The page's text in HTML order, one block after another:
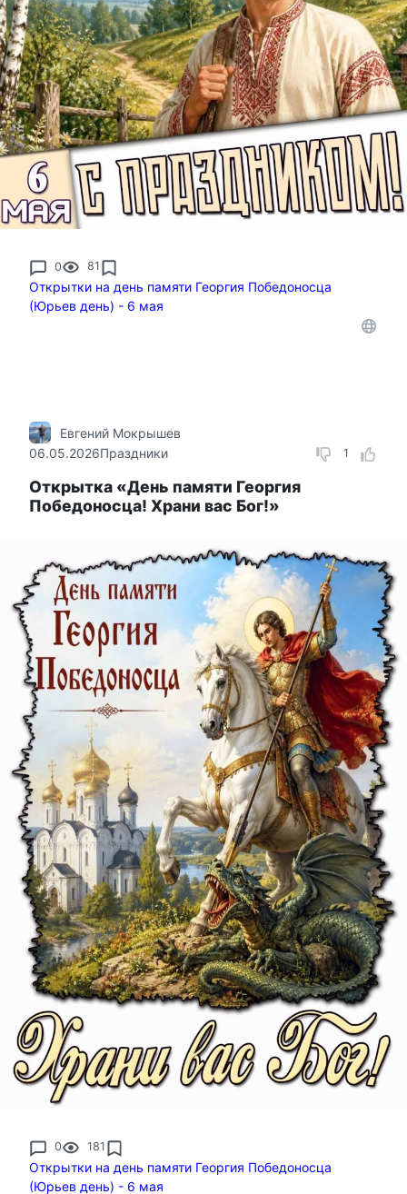
0 81
Открытки на день памяти Георгия Победоносца
(Юрьев день) - 6 мая
1
Евгений Мокрышев
06.05.2026Праздники
Открытка «День памяти Георгия
Победоносца! Храни вас Бог!»
0 181
Открытки на день памяти Георгия Победоносца
(Юрьев день) - 6 мая